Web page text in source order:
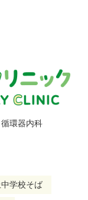
環器内科
学校そば